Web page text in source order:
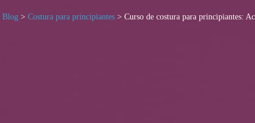
Blog > Costura para principiantes > Curso de costura para principiantes: